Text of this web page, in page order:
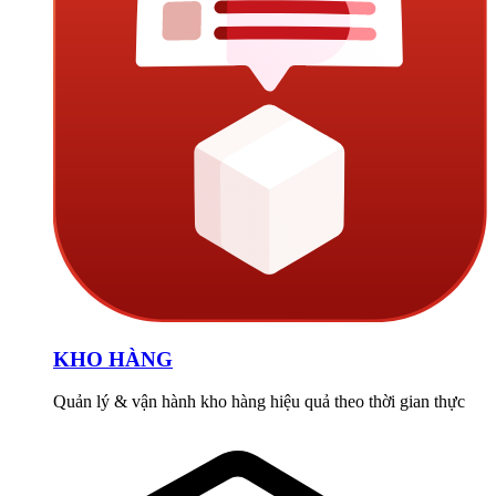
KHO HÀNG
Quản lý & vận hành kho hàng hiệu quả theo thời gian thực